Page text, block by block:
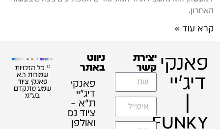
האחרון.
קרא עוד »
פאנקי
דיג'יי
|
FUNKY
יצירת
קשר
ניווט
באתר
פאנקי
דיג׳יי
ת"א –
ציוד DJ
ואולפן
© כל הזכויות
שמורות ר.א
פאנקי ציוד
שמע מתקדם
בע"מ